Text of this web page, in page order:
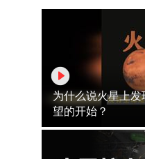
为什么说火星上
望的开始？